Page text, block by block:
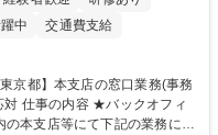
中
交通費支給
ィ
本支店等にて下記の業務に従